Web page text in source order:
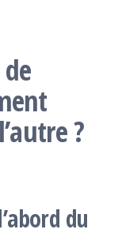
?
du